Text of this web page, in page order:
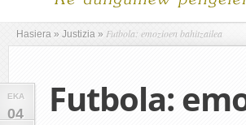
Hasiera » Justizia » Futbola: emozioen bahitzailea
EKA
04
Futbola: